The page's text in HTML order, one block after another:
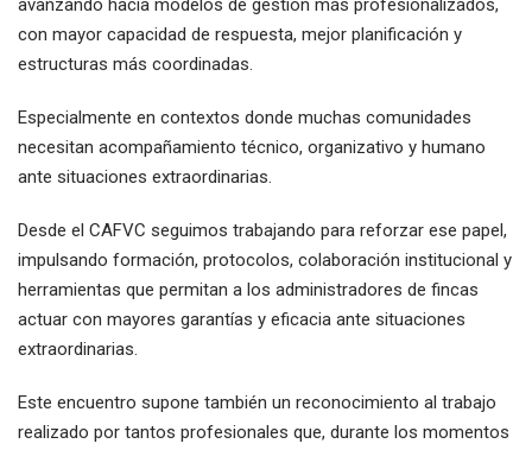
avanzando hacia modelos de gestión más profesionalizados,
con mayor capacidad de respuesta, mejor planificación y
estructuras más coordinadas.
Especialmente en contextos donde muchas comunidades
necesitan acompañamiento técnico, organizativo y humano
ante situaciones extraordinarias.
Desde el CAFVC seguimos trabajando para reforzar ese papel,
impulsando formación, protocolos, colaboración institucional y
herramientas que permitan a los administradores de fincas
actuar con mayores garantías y eficacia ante situaciones
extraordinarias.
Este encuentro supone también un reconocimiento al trabajo
realizado por tantos profesionales que, durante los momentos